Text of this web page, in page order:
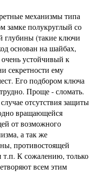
механизмы типа
замке полукруглый со
глубины (такие ключи
основан на шайбах,
устойчивый к
секретности ему
Его подбором ключа
Проще - сломать.
отсутствия защиты
вращающейся
от возможного
а так же
противостоящей
т.п. К сожалению, только
всем этим